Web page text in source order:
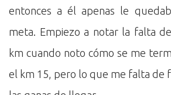
entonces a él apenas le
meta. Empiezo a notar la falta
km cuando noto cómo se me
el km 15, pero lo que me falta de